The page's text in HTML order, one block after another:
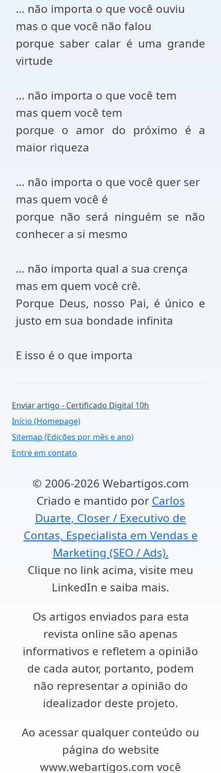
... não importa o que você ouviu
mas o que você não falou
porque saber calar é uma grande
virtude
... não importa o que você tem
mas quem você tem
porque o amor do próximo é a
maior riqueza
... não importa o que você quer ser
mas quem você é
porque não será ninguém se não
conhecer a si mesmo
... não importa qual a sua crença
mas em quem você crê.
Porque Deus, nosso Pai, é único e
justo em sua bondade infinita
E isso é o que importa
Enviar artigo - Certificado Digital 10h
Início (Homepage)
Sitemap (Edições por mês e ano)
Entre em contato
© 2006-2026 Webartigos.com
Criado e mantido por Carlos
Duarte, Closer / Executivo de
Contas, Especialista em Vendas e
Marketing (SEO / Ads).
Clique no link acima, visite meu
LinkedIn e saiba mais.
Os artigos enviados para esta
revista online são apenas
informativos e refletem a opinião
de cada autor, portanto, podem
não representar a opinião do
idealizador deste projeto.
Ao acessar qualquer conteúdo ou
página do website
www.webartigos.com você